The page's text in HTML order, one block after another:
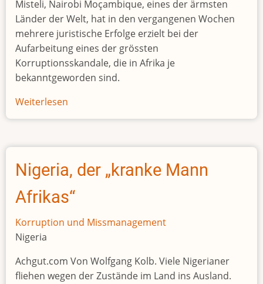
Misteli, Nairobi Moçambique, eines der ärmsten
Länder der Welt, hat in den vergangenen Wochen
mehrere juristische Erfolge erzielt bei der
Aufarbeitung eines der grössten
Korruptionsskandale, die in Afrika je
bekanntgeworden sind.
Weiterlesen
Thunfisch-
Nigeria, der „kranke Mann
Afrikas“
Korruption und Missmanagement
Nigeria
Achgut.com Von Wolfgang Kolb. Viele Nigerianer
fliehen wegen der Zustände im Land ins Ausland.